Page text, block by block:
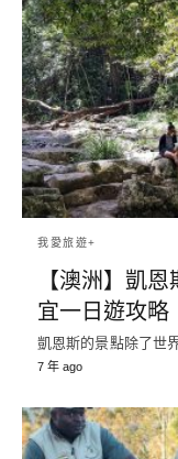
我愛旅遊+
【澳洲】凱
宜一日遊攻略
凱恩斯的景點除了世
7 年 ago